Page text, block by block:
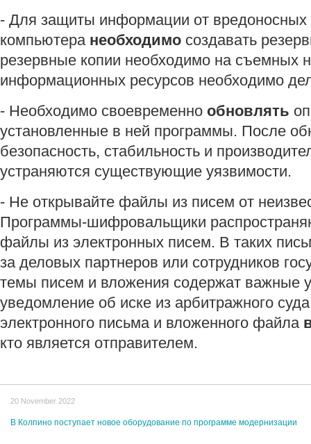
- Для защиты информации от
компьютера необходимо создавать
резервные копии необходимо на съемных
информационных ресурсов необходимо
- Необходимо своевременно обновлять
установленные в ней программы. После
безопасность, стабильность и
устраняются существующие уязвимости.
- Не открывайте файлы из писем от
Программы-шифровальщики
файлы из электронных писем. В таких
за деловых партнеров или сотрудников
темы писем и вложения содержат важные
уведомление об иске из арбитражного
электронного письма и вложенного файла
кто является отправителем.
20 November 2022
В Колпино поступает новое оборудование по программе модернизации